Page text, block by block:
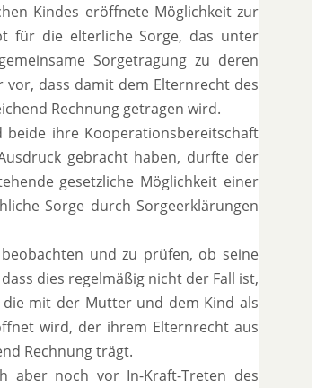
Kindes eröffnete Möglichkeit zur
für die elterliche Sorge, das unter
Sorgetragung zu deren
vor, dass damit dem Elternrecht des
Rechnung getragen wird.
ihre Kooperationsbereitschaft
gebracht haben, durfte der
gesetzliche Möglichkeit einer
Sorge durch Sorgeerklärungen
und zu prüfen, ob seine
dies regelmäßig nicht der Fall ist,
mit der Mutter und dem Kind als
wird, der ihrem Elternrecht aus
Rechnung trägt.
aber noch vor In-Kraft-Treten des